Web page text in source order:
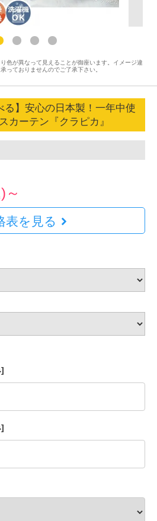
色が異なって見えることが御座います。イメージ違
っておりませんのでご了承下さい。
る】安心の日本製！一年中使
カーテン『クラピカ』
～
表を見る